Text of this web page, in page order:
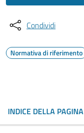
Condividi
Normativa di riferimento
INDICE DELLA PAGINA